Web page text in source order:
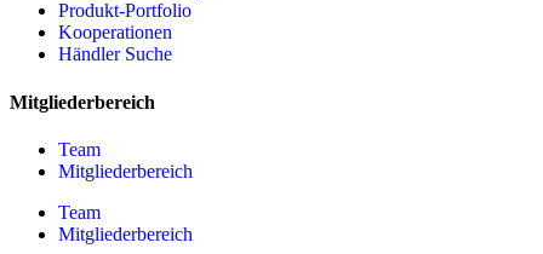
Produkt-Portfolio
Kooperationen
Händler Suche
Mitgliederbereich
Team
Mitgliederbereich
Team
Mitgliederbereich